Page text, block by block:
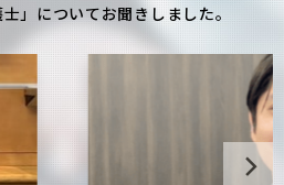
」についてお聞きしました。